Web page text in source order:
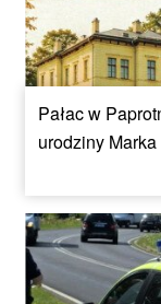
Pałac w
urodziny